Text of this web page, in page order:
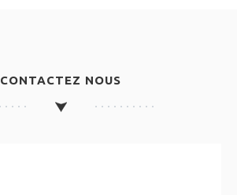
CONTACTEZ NOUS